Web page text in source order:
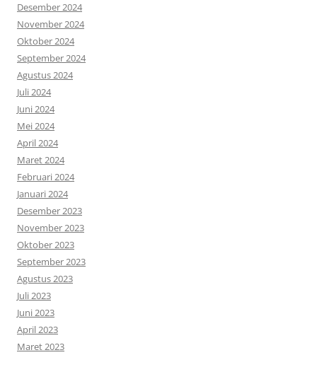
Desember 2024
November 2024
Oktober 2024
September 2024
Agustus 2024
Juli 2024
Juni 2024
Mei 2024
April 2024
Maret 2024
Februari 2024
Januari 2024
Desember 2023
November 2023
Oktober 2023
September 2023
Agustus 2023
Juli 2023
Juni 2023
April 2023
Maret 2023